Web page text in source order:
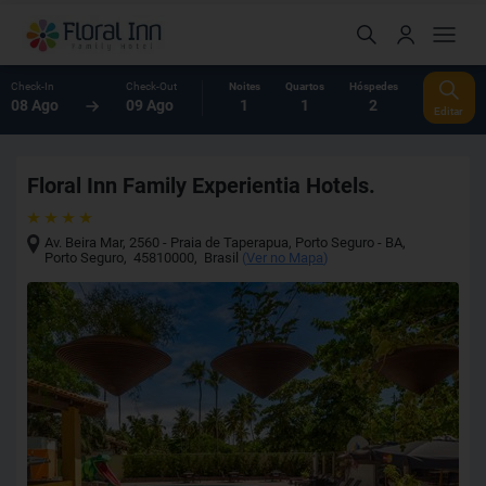
Check-In
08 Ago
Check-Out
09 Ago
Noites
1
Quartos
1
Hóspedes
2 Editar
Floral Inn Family Experientia Hotels.
Av. Beira Mar, 2560 - Praia de Taperapua, Porto Seguro - BA,
Porto Seguro, 45810000, Brasil (Ver no Mapa)